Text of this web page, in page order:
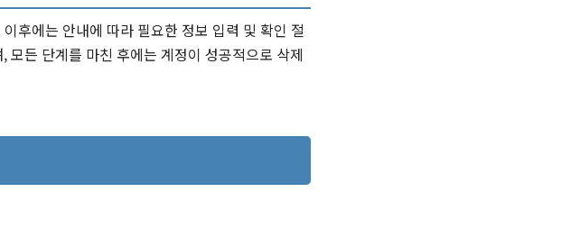
후에는 안내에 따라 필요한 정보 입력 및 확인 절
든 단계를 마친 후에는 계정이 성공적으로 삭제